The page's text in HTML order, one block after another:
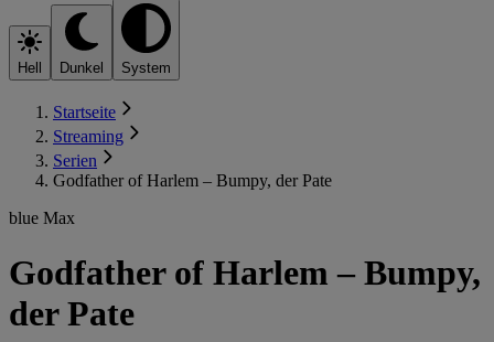
Hell Dunkel System
Startseite
Streaming
Serien
Godfather of Harlem – Bumpy, der Pate
blue Max
Godfather of Harlem – Bumpy,
der Pate